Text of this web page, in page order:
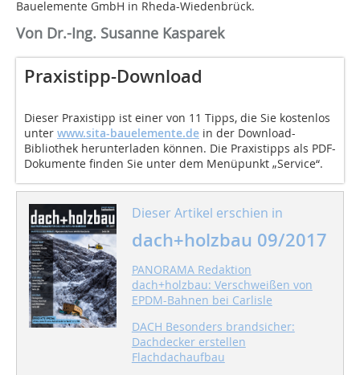
Bauelemente GmbH in Rheda-Wiedenbrück.
Von Dr.-Ing. Susanne Kasparek
Praxistipp-Download
Dieser Praxistipp ist einer von 11 Tipps, die Sie kostenlos
unter www.sita-bauelemente.de in der Download-
Bibliothek herunterladen können. Die Praxistipps als PDF-
Dokumente finden Sie unter dem Menüpunkt „Service“.
Dieser Artikel erschien in
dach+holzbau 09/2017
PANORAMA Redaktion
dach+holzbau: Verschweißen von
EPDM-Bahnen bei Carlisle
DACH Besonders brandsicher:
Dachdecker erstellen
Flachdachaufbau